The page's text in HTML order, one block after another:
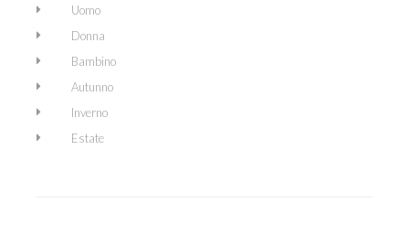
Uomo
Donna
Bambino
Autunno
Inverno
Estate